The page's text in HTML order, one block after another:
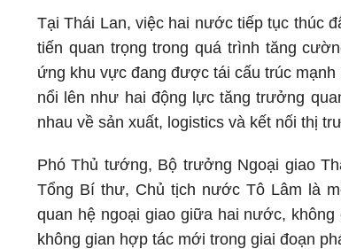
Tại Thái Lan, việc hai nước tiếp tục thúc
tiến quan trọng trong quá trình tăng
ứng khu vực đang được tái cấu trúc
nổi lên như hai động lực tăng trưởng
nhau về sản xuất, logistics và kết nối thị
Phó Thủ tướng, Bộ trưởng Ngoại giao
Tổng Bí thư, Chủ tịch nước Tô Lâm là
quan hệ ngoại giao giữa hai nước,
không gian hợp tác mới trong giai đoạn